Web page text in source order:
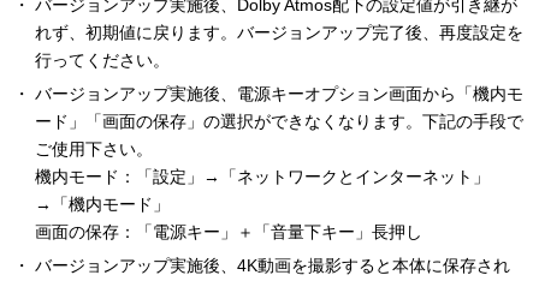
バージョンアップ実施後、Dolby Atmos配下の設定値が引き継が
れず、初期値に戻ります。バージョンアップ完了後、再度設定を
行ってください。
バージョンアップ実施後、電源キーオプション画面から「機内モ
ード」「画面の保存」の選択ができなくなります。下記の手段で
ご使用下さい。
機内モード：「設定」→「ネットワークとインターネット」
→「機内モード」
画面の保存：「電源キー」＋「音量下キー」長押し
バージョンアップ実施後、4K動画を撮影すると本体に保存され